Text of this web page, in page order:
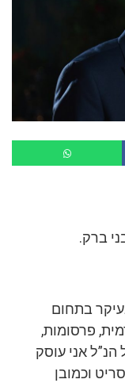
בתחום
פרסומות,
הנ”ל אני עוסק
וכמובן